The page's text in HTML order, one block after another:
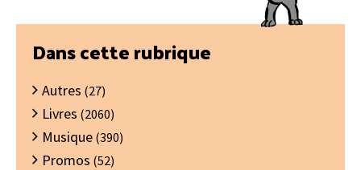
Barre
latérale
principale
Dans cette rubrique
Autres (27)
Livres (2060)
Musique (390)
Promos (52)